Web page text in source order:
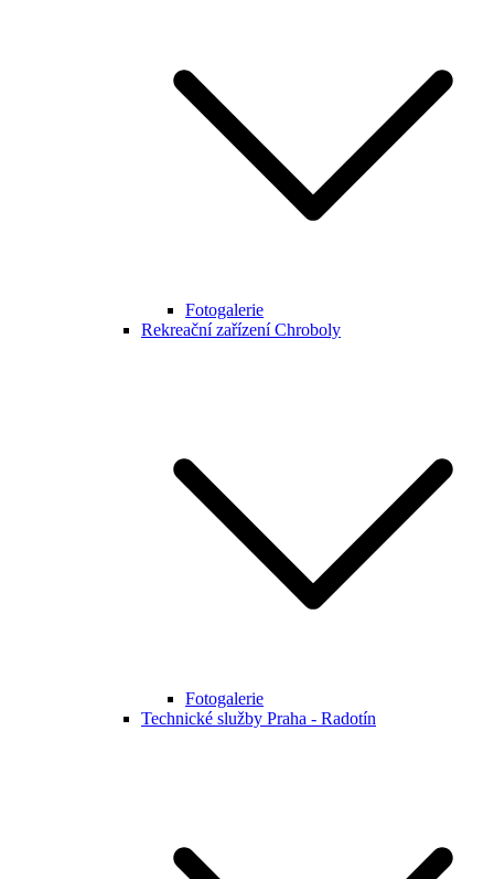
Fotogalerie
Rekreační zařízení Chroboly
Fotogalerie
Technické služby Praha - Radotín